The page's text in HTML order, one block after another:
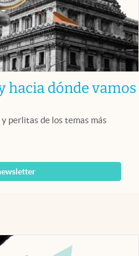
hacia dónde vamos
perlitas de los temas más